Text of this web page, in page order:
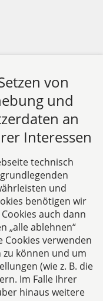
so Zeit und
aus
und
Rechts-
in einer
Arbeit.
von
und
an
Interessen
technisch
und
benötigen wir
auch dann
„alle ablehnen“
Cookies verwenden
können und um
(wie z. B. die
Im Falle Ihrer
hinaus weitere